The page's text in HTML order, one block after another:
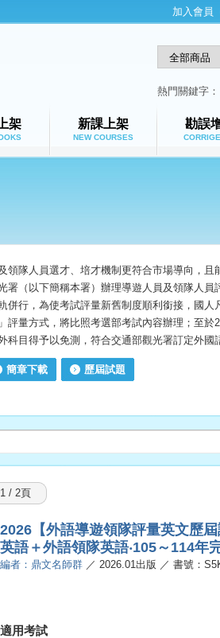
加入會員
職網路書店
熱門關鍵字：
架 新課上架
NEW COURSES
勘誤
領隊人員選才、培才機制更符合市場導向，
署（以下簡稱本署）辦理導遊人員及領隊人
併行，為使考試評量新舊制度順利銜接，國
評量方式，將比照考選部考試內容辦理；至
科目得予以免測，符合交通部觀光署訂定外國
簡章下載 歷屆試題
/ 2頁
2026【外語導遊領隊評量英文歷
英語＋外語領隊英語‧105～114年
編者：鼎文名師群／ 2026.01出版 ／ 書號：
適用考試